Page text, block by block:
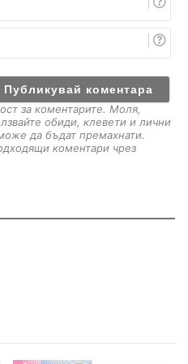
е
a
за коментарите. Моля,
обиди, клевети и лични
да бъдат премахнати.
коментари чрез